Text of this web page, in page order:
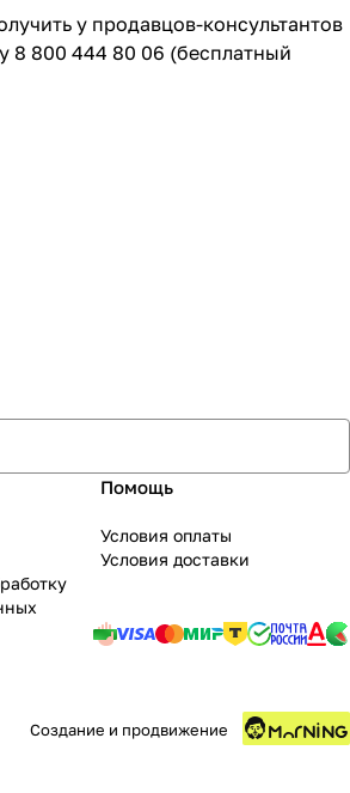
у продавцов-консультантов
8 800 444 80 06 (бесплатный
Помощь
Условия оплаты
Условия доставки
Создание и продвижение